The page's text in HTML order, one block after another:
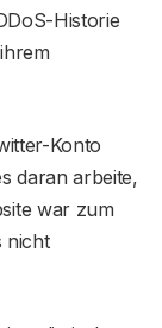
Historie
Konto
daran arbeite,
war zum
nicht